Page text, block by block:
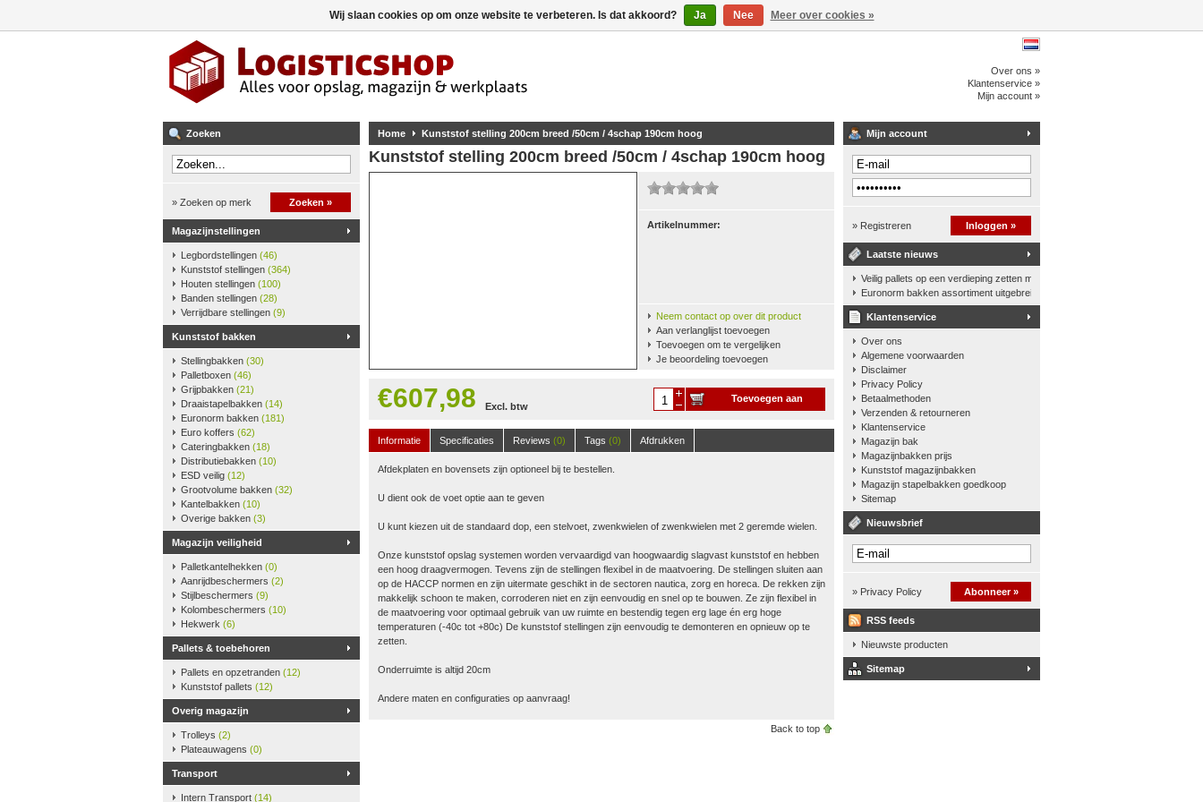
Over ons »
Klantenservice »
Mijn account »
Zoeken
» Zoeken op merk Zoeken »
Magazijnstellingen
Legbordstellingen (46)
Kunststof stellingen (364)
Houten stellingen (100)
Banden stellingen (28)
Verrijdbare stellingen (9)
Kunststof bakken
Stellingbakken (30)
Palletboxen (46)
Grijpbakken (21)
Draaistapelbakken (14)
Euronorm bakken (181)
Euro koffers (62)
Cateringbakken (18)
Distributiebakken (10)
ESD veilig (12)
Grootvolume bakken (32)
Kantelbakken (10)
Overige bakken (3)
Magazijn veiligheid
Palletkantelhekken (0)
Aanrijdbeschermers (2)
Stijlbeschermers (9)
Kolombeschermers (10)
Hekwerk (6)
Pallets & toebehoren
Pallets en opzetranden (12)
Kunststof pallets (12)
Overig magazijn
Trolleys (2)
Plateauwagens (0)
Transport
Intern Transport (14)
Home Kunststof stelling 200cm breed /50cm / 4schap 190cm hoog
Kunststof stelling 200cm breed /50cm / 4schap 190cm hoog
Artikelnummer:
Neem contact op over dit product
Aan verlanglijst toevoegen
Toevoegen om te vergelijken
Je beoordeling toevoegen
€607,98 Excl. btw
Toevoegen aan
Informatie
Specificaties Reviews (0) Tags (0) Afdrukken
Afdekplaten en bovensets zijn optioneel bij te bestellen.
U dient ook de voet optie aan te geven
U kunt kiezen uit de standaard dop, een stelvoet, zwenkwielen of zwenkwielen met 2 geremde wielen.
Onze kunststof opslag systemen worden vervaardigd van hoogwaardig slagvast kunststof en hebben
een hoog draagvermogen. Tevens zijn de stellingen flexibel in de maatvoering. De stellingen sluiten aan
op de HACCP normen en zijn uitermate geschikt in de sectoren nautica, zorg en horeca. De rekken zijn
makkelijk schoon te maken, corroderen niet en zijn eenvoudig en snel op te bouwen. Ze zijn flexibel in
de maatvoering voor optimaal gebruik van uw ruimte en bestendig tegen erg lage én erg hoge
temperaturen (-40c tot +80c) De kunststof stellingen zijn eenvoudig te demonteren en opnieuw op te
zetten.
Onderruimte is altijd 20cm
Andere maten en configuraties op aanvraag!
Back to top
Mijn account
» Registreren Inloggen »
Laatste nieuws
Veilig pallets op een verdieping zetten met een palletkantelhek
Euronorm bakken assortiment uitgebreid
Klantenservice
Over ons
Algemene voorwaarden
Disclaimer
Privacy Policy
Betaalmethoden
Verzenden & retourneren
Klantenservice
Magazijn bak
Magazijnbakken prijs
Kunststof magazijnbakken
Magazijn stapelbakken goedkoop
Sitemap
Nieuwsbrief
» Privacy Policy Abonneer »
RSS feeds
Nieuwste producten
Sitemap
Wij slaan cookies op om onze website te verbeteren. Is dat akkoord? Ja Nee Meer over cookies »